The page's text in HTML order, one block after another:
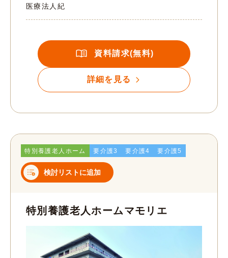
医療法人紀
資料請求(無料)
詳細を見る
特別養護老人ホーム 要介護3 要介護4 要介護5
検討リストに追加
特別養護老人ホームマモリエ